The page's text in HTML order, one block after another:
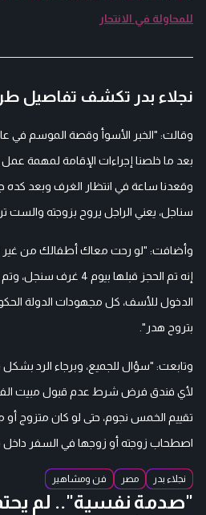
للمحاولة في الانتحار
نجلاء بدر تكشف تفاصيل
وقالت: "الخبر الأسوأ وقصة الموسم في
بعد ما خلصنا إجراءات الإقامة لمهمة
وقعدنا ساعة في انتظار الغرف وبعد كده
سناجل، يعني الراجل يروح بزوجته والست
وأضافت: "لو رحت معاك أطفالك من غير
إنه تم الحجز قبلها بيوم
الدخول للأسف، كل مجهودات الدولة
بتروح هدر".
وتابعت: "سؤال للجميع، وبرجاء الرد بشكل
لأي فندق فرض شرط عدم قبول مبيت
تقييم الخمس نجوم، حتى لو كان متزوج
اصطحاب زوجته أو زوجها في السفر
نجلاء بدر مصر فن ومشاهير
"صدمة نفسية".. لم